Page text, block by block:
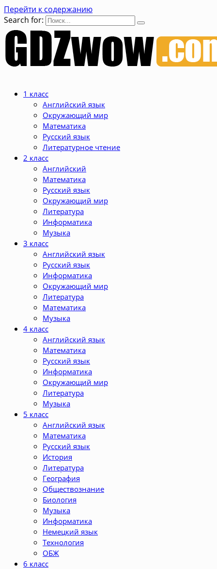
Перейти к содержанию
Search for:
1 класс
Английский язык
Окружающий мир
Математика
Русский язык
Литературное чтение
2 класс
Английский
Математика
Русский язык
Окружающий мир
Литература
Информатика
Музыка
3 класс
Английский язык
Русский язык
Информатика
Окружающий мир
Литература
Математика
Музыка
4 класс
Английский язык
Математика
Русский язык
Информатика
Окружающий мир
Литература
Музыка
5 класс
Английский язык
Математика
Русский язык
История
Литература
География
Обществознание
Биология
Музыка
Информатика
Немецкий язык
Технология
ОБЖ
6 класс